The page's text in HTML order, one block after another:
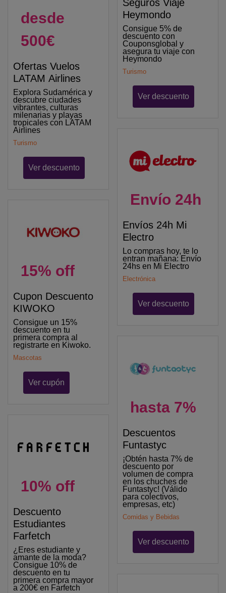
desde
500€
Ofertas Vuelos
LATAM Airlines
Explora Sudamérica y
descubre ciudades
vibrantes, culturas
milenarias y playas
tropicales con LATAM
Airlines
Turismo
Ver descuento
15% off
Cupon Descuento
KIWOKO
Consigue un 15%
descuento en tu
primera compra al
registrarte en Kiwoko.
Mascotas
Ver cupón
10% off
Descuento
Estudiantes
Farfetch
¿Eres estudiante y
amante de la moda?
Consigue 10% de
descuento en tu
primera compra mayor
a 200€ en Farfetch
Seguros Viaje
Heymondo
Consigue 5% de
descuento con
Couponsglobal y
asegura tu viaje con
Heymondo
Turismo
Ver descuento
Envío 24h
Envíos 24h Mi
Electro
Lo compras hoy, te lo
entran mañana: Envío
24hs en Mi Electro
Electrónica
Ver descuento
hasta 7%
Descuentos
Funtastyc
¡Obtén hasta 7% de
descuento por
volumen de compra
en los chuches de
Funtastyc! (Válido
para colectivos,
empresas, etc)
Comidas y Bebidas
Ver descuento